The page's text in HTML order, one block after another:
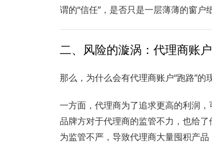
谓的“信任”，是否只是一层薄薄的窗户
二、风险的漩涡：代理商账
那么，为什么会有代理商账户“跑路”的
一方面，代理商为了追求更高的利润
品牌方对于代理商的监管不力，也给
为监管不严，导致代理商大量囤积产品